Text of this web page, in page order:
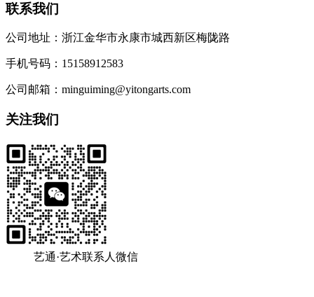
联系我们
公司地址：浙江金华市永康市城西新区梅陇路
手机号码：15158912583
公司邮箱：minguiming@yitongarts.com
关注我们
艺通·艺术联系人微信